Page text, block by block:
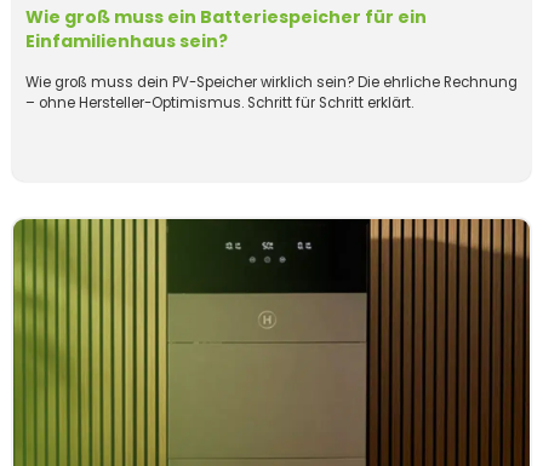
Wie groß muss ein Batteriespeicher für ein
Einfamilienhaus sein?
Wie groß muss dein PV-Speicher wirklich sein? Die ehrliche Rechnung
– ohne Hersteller-Optimismus. Schritt für Schritt erklärt.